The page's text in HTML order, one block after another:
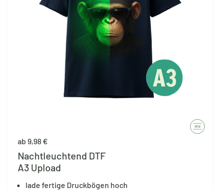
ab 9,98 €
Nachtleuchtend DTF
A3 Upload
lade fertige Druckbögen hoch